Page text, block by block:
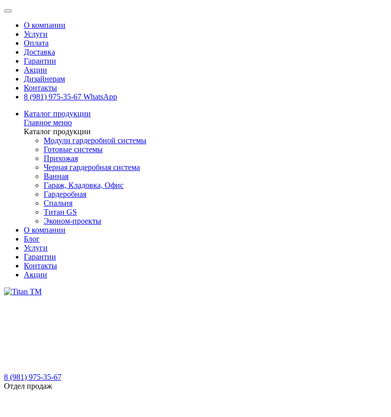
О компании
Услуги
Оплата
Доставка
Гарантии
Акции
Дизайнерам
Контакты
8 (981) 975-35-67 WhatsApp
Каталог продукции
Главное меню
Каталог продукции
Модули гардеробной системы
Готовые системы
Прихожая
Черная гардеробная система
Ванная
Гараж, Кладовка, Офис
Гардеробная
Спальня
Титан GS
Эконом-проекты
О компании
Блог
Услуги
Гарантии
Контакты
Акции
8 (981) 975-35-67
Отдел продаж